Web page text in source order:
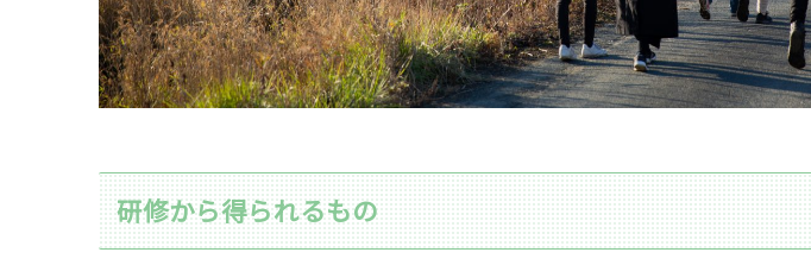
研修から得られるもの